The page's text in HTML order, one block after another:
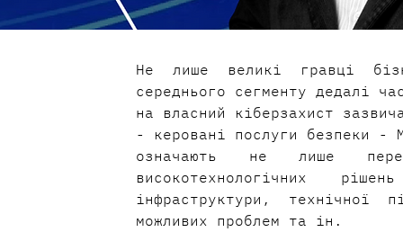
Не лише великі гравці
середнього сегменту дедалі
на власний кіберзахист
- керовані послуги безпеки -
означають не лише
високотехнологічних
інфраструктури, технічної
можливих проблем та ін.